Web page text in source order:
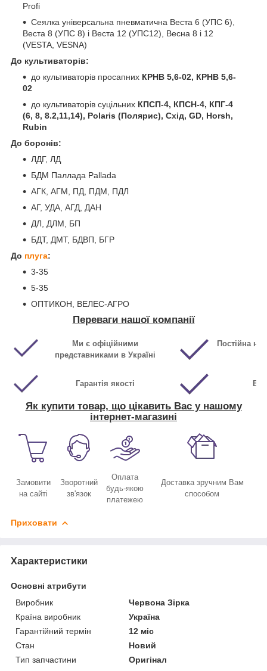
Profi
Сеялка універсальна пневматична Веста 6 (УПС 6),
Веста 8 (УПС 8) і Веста 12 (УПС12), Весна 8 і 12
(VESTA, VESNA)
До культиваторів:
до культиваторів просапних КРНВ 5,6-02, КРНВ 5,6-
02
до культиваторів суцільних КПСП-4, КПСН-4, КПГ-4
(6, 8, 8.2,11,14), Polaris (Полярис), Схід, GD, Horsh,
Rubin
До боронів:
ЛДГ, ЛД
БДМ Паллада Pallada
АГК, АГМ, ПД, ПДМ, ПДЛ
АГ, УДА, АГД, ДАН
ДЛ, ДЛМ, БП
БДТ, ДМТ, БДВП, БГР
До плуга:
3-35
5-35
ОПТИКОН, ВЕЛЕС-АГРО
Переваги нашої компанії
Ми є офіційними
представниками в Україні
Постійна
Гарантія якості
Як купити товар, що цікавить Вас у нашому
інтернет-магазині
Замовити
на сайті
Зворотний
зв'язок
Оплата
будь-якою
платежею
Доставка зручним Вам
способом
Приховати
Характеристики
Основні атрибути
Виробник
Червона Зірка
Країна виробник
Україна
Гарантійний термін
12 міс
Стан
Новий
Тип запчастини
Оригінал